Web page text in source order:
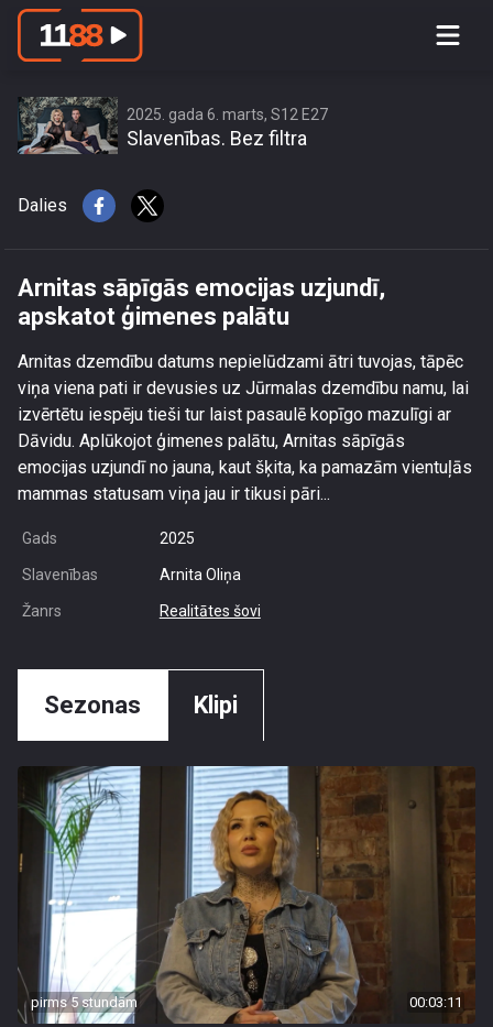
Arnitas sāpīgās emocijas uzjundī,
2025. gada 6. marts, S12 E27
Slavenības. Bez filtra
Dalies
Arnitas sāpīgās emocijas uzjundī,
apskatot ģimenes palātu
Arnitas dzemdību datums nepielūdzami ātri tuvojas, tāpēc
viņa viena pati ir devusies uz Jūrmalas dzemdību namu, lai
izvērtētu iespēju tieši tur laist pasaulē kopīgo mazulīgi ar
Dāvidu. Aplūkojot ģimenes palātu, Arnitas sāpīgās
emocijas uzjundī no jauna, kaut šķita, ka pamazām vientuļās
mammas statusam viņa jau ir tikusi pāri...
Gads 2025
Slavenības Arnita Oliņa
Žanrs Realitātes šovi
Sezonas Klipi
pirms 5 stundām 00:03:11